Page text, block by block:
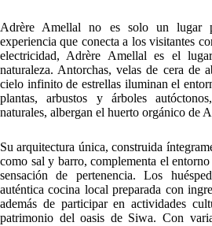
Adrère Amellal no es solo un lugar
experiencia que conecta a los visitantes
electricidad, Adrère Amellal es el
naturaleza. Antorchas, velas de cera de
cielo infinito de estrellas iluminan el
plantas, arbustos y árboles
naturales, albergan el huerto orgánico de
Su arquitectura única, construida
como sal y barro, complementa el
sensación de pertenencia. Los
auténtica cocina local preparada con
además de participar en actividades
patrimonio del oasis de Siwa. Con